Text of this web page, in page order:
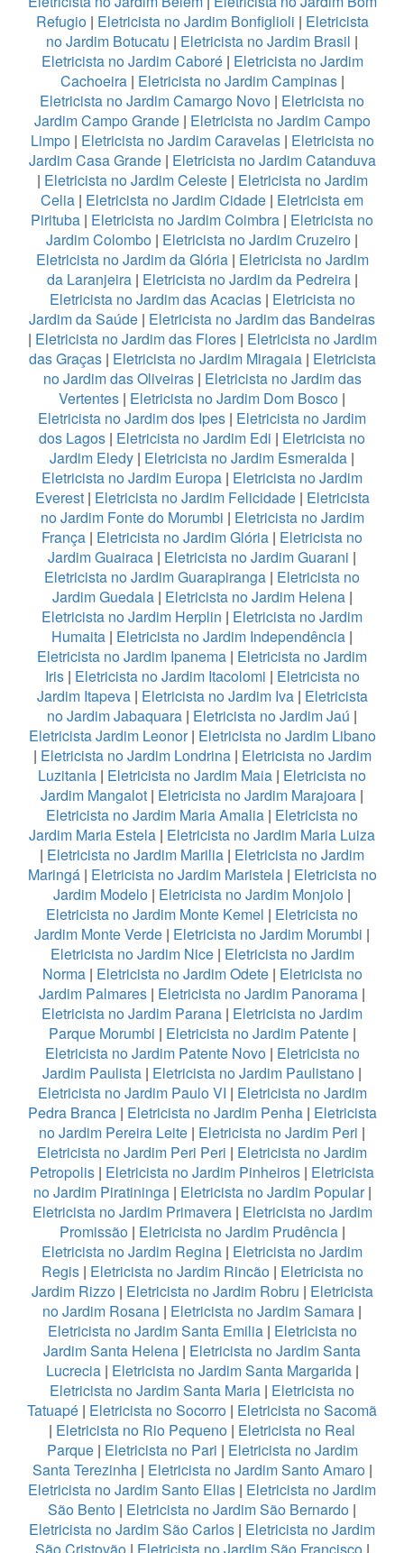
Refugio| Eletricista no Jardim Bonfiglioli | Eletricista
no Jardim Botucatu | Eletricista no Jardim Brasil |
Eletricista no Jardim Caboré| Eletricista no Jardim
Cachoeira| Eletricista no Jardim Campinas|
Eletricista no Jardim Camargo Novo | Eletricista no
Jardim Campo Grande| Eletricista no Jardim Campo
Limpo| Eletricista no Jardim Caravelas| Eletricista no
Jardim Casa Grande| Eletricista no Jardim Catanduva
| Eletricista no Jardim Celeste| Eletricista no Jardim
Celia | Eletricista no Jardim Cidade | Eletricista em
Pirituba | Eletricista no Jardim Coimbra | Eletricista no
Jardim Colombo | Eletricista no Jardim Cruzeiro |
Eletricista no Jardim da Glória| Eletricista no Jardim
da Laranjeira| Eletricista no Jardim da Pedreira|
Eletricista no Jardim das Acacias| Eletricista no
Jardim da Saúde | Eletricista no Jardim das Bandeiras
| Eletricista no Jardim das Flores| Eletricista no Jardim
das Graças| Eletricista no Jardim Miragaia| Eletricista
no Jardim das Oliveiras| Eletricista no Jardim das
Vertentes | Eletricista no Jardim Dom Bosco |
Eletricista no Jardim dos Ipes | Eletricista no Jardim
dos Lagos | Eletricista no Jardim Edi | Eletricista no
Jardim Eledy | Eletricista no Jardim Esmeralda |
Eletricista no Jardim Europa | Eletricista no Jardim
Everest| Eletricista no Jardim Felicidade| Eletricista
no Jardim Fonte do Morumbi | Eletricista no Jardim
França | Eletricista no Jardim Glória | Eletricista no
Jardim Guairaca | Eletricista no Jardim Guarani |
Eletricista no Jardim Guarapiranga | Eletricista no
Jardim Guedala| Eletricista no Jardim Helena|
Eletricista no Jardim Herplin | Eletricista no Jardim
Humaita | Eletricista no Jardim Independência |
Eletricista no Jardim Ipanema | Eletricista no Jardim
Iris| Eletricista no Jardim Itacolomi | Eletricista no
Jardim Itapeva| Eletricista no Jardim Iva| Eletricista
no Jardim Jabaquara | Eletricista no Jardim Jaú |
Eletricista Jardim Leonor| Eletricista no Jardim Libano
| Eletricista no Jardim Londrina| Eletricista no Jardim
Luzitania | Eletricista no Jardim Maia | Eletricista no
Jardim Mangalot | Eletricista no Jardim Marajoara |
Eletricista no Jardim Maria Amalia | Eletricista no
Jardim Maria Estela | Eletricista no Jardim Maria Luiza
| Eletricista no Jardim Marilia | Eletricista no Jardim
Maringá| Eletricista no Jardim Maristela| Eletricista no
Jardim Modelo | Eletricista no Jardim Monjolo |
Eletricista no Jardim Monte Kemel | Eletricista no
Jardim Monte Verde | Eletricista no Jardim Morumbi |
Eletricista no Jardim Nice| Eletricista no Jardim
Norma| Eletricista no Jardim Odete| Eletricista no
Jardim Palmares | Eletricista no Jardim Panorama |
Eletricista no Jardim Parana | Eletricista no Jardim
Parque Morumbi | Eletricista no Jardim Patente|
Eletricista no Jardim Patente Novo| Eletricista no
Jardim Paulista | Eletricista no Jardim Paulistano |
Eletricista no Jardim Paulo VI | Eletricista no Jardim
Pedra Branca| Eletricista no Jardim Penha| Eletricista
no Jardim Pereira Leite | Eletricista no Jardim Peri |
Eletricista no Jardim Peri Peri | Eletricista no Jardim
Petropolis | Eletricista no Jardim Pinheiros | Eletricista
no Jardim Piratininga| Eletricista no Jardim Popular|
Eletricista no Jardim Primavera| Eletricista no Jardim
Promissão| Eletricista no Jardim Prudência|
Eletricista no Jardim Regina | Eletricista no Jardim
Regis| Eletricista no Jardim Rincão| Eletricista no
Jardim Rizzo| Eletricista no Jardim Robru | Eletricista
no Jardim Rosana | Eletricista no Jardim Samara |
Eletricista no Jardim Santa Emilia| Eletricista no
Jardim Santa Helena | Eletricista no Jardim Santa
Lucrecia| Eletricista no Jardim Santa Margarida|
Eletricista no Jardim Santa Maria | Eletricista no
Tatuapé | Eletricista no Socorro | Eletricista no Sacomã
| Eletricista no Rio Pequeno | Eletricista no Real
Parque| Eletricista no Pari | Eletricista no Jardim
Santa Terezinha| Eletricista no Jardim Santo Amaro|
Eletricista no Jardim Santo Elias | Eletricista no Jardim
São Bento | Eletricista no Jardim São Bernardo |
Eletricista no Jardim São Carlos | Eletricista no Jardim
São Cristovão| Eletricista no Jardim São Francisco|